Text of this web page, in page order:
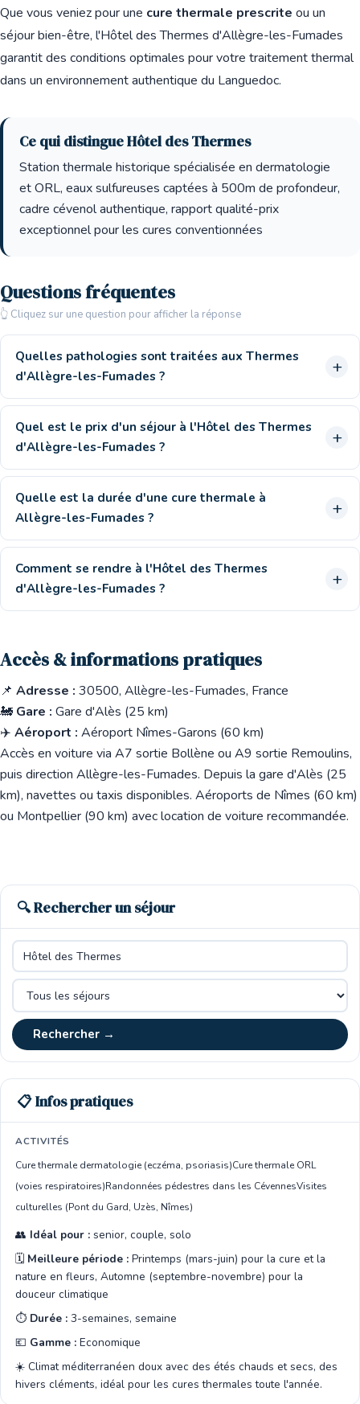
Que vous veniez pour une cure thermale prescrite ou un
séjour bien-être, l'Hôtel des Thermes d'Allègre-les-Fumades
garantit des conditions optimales pour votre traitement thermal
dans un environnement authentique du Languedoc.
Ce qui distingue Hôtel des Thermes
Station thermale historique spécialisée en dermatologie
et ORL, eaux sulfureuses captées à 500m de profondeur,
cadre cévenol authentique, rapport qualité-prix
exceptionnel pour les cures conventionnées
Questions fréquentes
👆 Cliquez sur une question pour afficher la réponse
Quelles pathologies sont traitées aux Thermes
d'Allègre-les-Fumades ?
Quel est le prix d'un séjour à l'Hôtel des Thermes
d'Allègre-les-Fumades ?
Quelle est la durée d'une cure thermale à
Allègre-les-Fumades ?
Comment se rendre à l'Hôtel des Thermes
d'Allègre-les-Fumades ?
Accès & informations pratiques
📌 Adresse : 30500, Allègre-les-Fumades, France
🚂 Gare : Gare d'Alès (25 km)
✈️ Aéroport : Aéroport Nîmes-Garons (60 km)
Accès en voiture via A7 sortie Bollène ou A9 sortie Remoulins,
puis direction Allègre-les-Fumades. Depuis la gare d'Alès (25
km), navettes ou taxis disponibles. Aéroports de Nîmes (60 km)
ou Montpellier (90 km) avec location de voiture recommandée.
🔍 Rechercher un séjour
Rechercher →
📋 Infos pratiques
ACTIVITÉS
Cure thermale dermatologie (eczéma, psoriasis)Cure thermale ORL
(voies respiratoires)Randonnées pédestres dans les CévennesVisites
culturelles (Pont du Gard, Uzès, Nîmes)
👥 Idéal pour : senior, couple, solo
🗓️ Meilleure période : Printemps (mars-juin) pour la cure et la
nature en fleurs, Automne (septembre-novembre) pour la
douceur climatique
⏱️ Durée : 3-semaines, semaine
💶 Gamme : Economique
☀️ Climat méditerranéen doux avec des étés chauds et secs, des
hivers cléments, idéal pour les cures thermales toute l'année.